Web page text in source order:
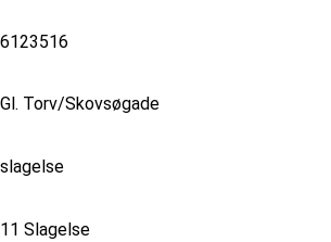
6123516
Gl. Torv/Skovsøgade
slagelse
11 Slagelse